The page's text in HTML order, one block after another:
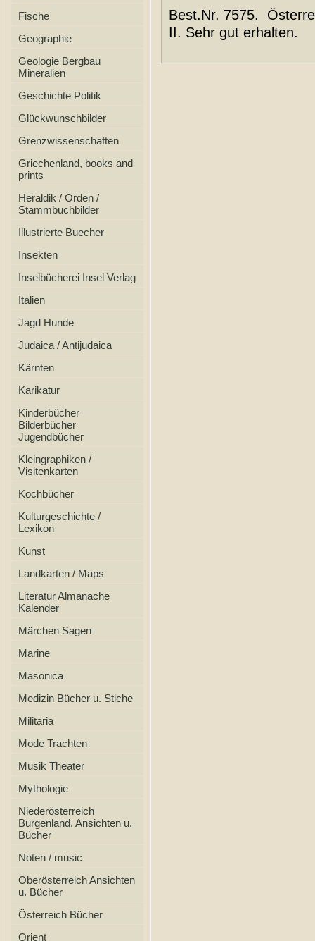
Fische
Geographie
Geologie Bergbau
Mineralien
Geschichte Politik
Glückwunschbilder
Grenzwissenschaften
Griechenland, books and
prints
Heraldik / Orden /
Stammbuchbilder
Illustrierte Buecher
Insekten
Inselbücherei Insel Verlag
Italien
Jagd Hunde
Judaica / Antijudaica
Kärnten
Karikatur
Kinderbücher
Bilderbücher
Jugendbücher
Kleingraphiken /
Visitenkarten
Kochbücher
Kulturgeschichte /
Lexikon
Kunst
Landkarten / Maps
Literatur Almanache
Kalender
Märchen Sagen
Marine
Masonica
Medizin Bücher u. Stiche
Militaria
Mode Trachten
Musik Theater
Mythologie
Niederösterreich
Burgenland, Ansichten u.
Bücher
Noten / music
Oberösterreich Ansichten
u. Bücher
Österreich Bücher
Orient
Best.Nr. 7575.
II. Sehr gut erhalten.